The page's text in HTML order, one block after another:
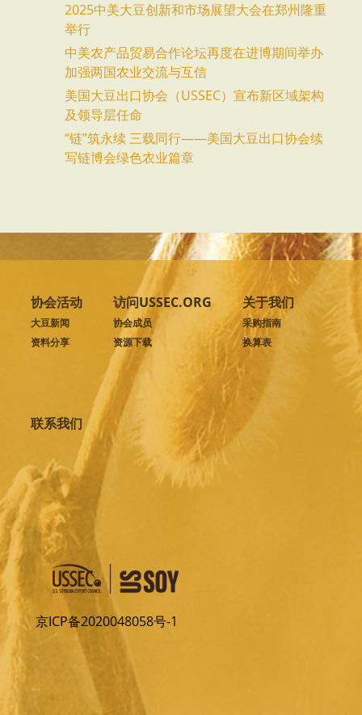
2025中美大豆创新和市场展望大会在郑州隆重
举行
中美农产品贸易合作论坛再度在进博期间举办
加强两国农业交流与互信
美国大豆出口协会（USSEC）宣布新区域架构
及领导层任命
“链”筑永续 三载同行——美国大豆出口协会续
写链博会绿色农业篇章
协会活动
大豆新闻
资料分享
访问USSEC.ORG
协会成员
资源下载
关于我们
采购指南
换算表
联系我们
京ICP备2020048058号-1